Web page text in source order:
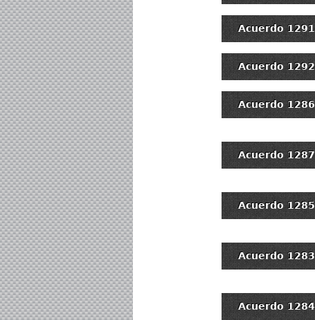
Acuerdo 1291
Acuerdo 1292
Acuerdo 1286
Acuerdo 1287
Acuerdo 1285
Acuerdo 1283
Acuerdo 1284